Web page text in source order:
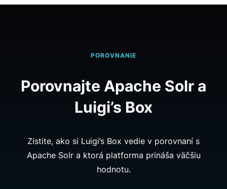
POROVNANIE
Porovnajte Apache Solr a
Luigi’s Box
Zistite, ako si Luigi’s Box vedie v porovnaní s
Apache Solr a ktorá platforma prináša väčšiu
hodnotu.